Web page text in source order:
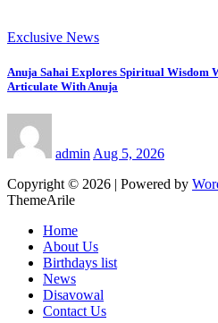
Exclusive News
Anuja Sahai Explores Spiritual Wisdom
Articulate With Anuja
admin Aug 5, 2026
Copyright © 2026 | Powered by
ThemeArile
Home
About Us
Birthdays list
News
Disavowal
Contact Us